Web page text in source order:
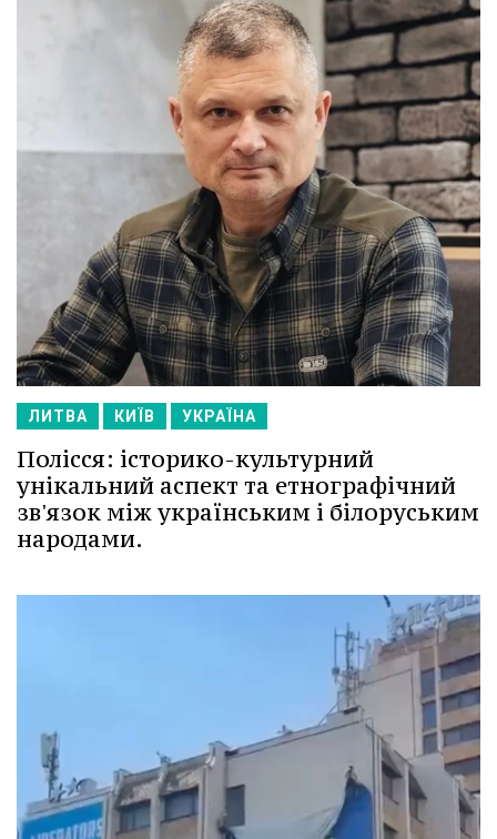
ЛИТВА КИЇВ УКРАЇНА
Полісся: історико-культурний
унікальний аспект та етнографічний
зв'язок між українським і білоруським
народами.